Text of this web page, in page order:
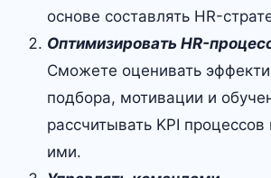
основе составлять HR-
Оптимизировать HR-
Сможете оценивать
подбора, мотивации и
рассчитывать KPI процессов
ими.